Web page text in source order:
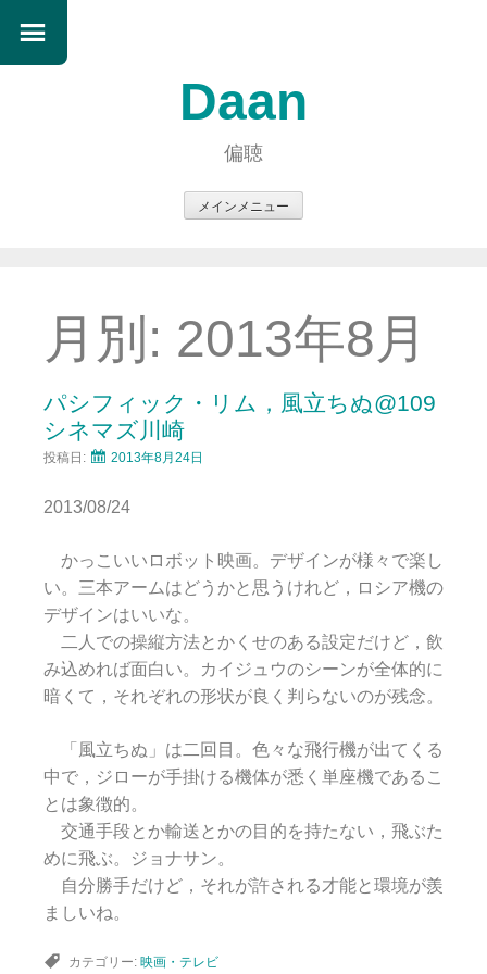
Daan
偏聴
メインメニュー
ン
ツ
へ
ス
キ
ッ
月別: 2013年8月
パシフィック・リム，風立ちぬ@109
シネマズ川崎
投稿日: 2013年8月24日
2013/08/24
かっこいいロボット映画。デザインが様々で楽し
い。三本アームはどうかと思うけれど，ロシア機の
デザインはいいな。
二人での操縦方法とかくせのある設定だけど，飲
み込めれば面白い。カイジュウのシーンが全体的に
暗くて，それぞれの形状が良く判らないのが残念。
「風立ちぬ」は二回目。色々な飛行機が出てくる
中で，ジローが手掛ける機体が悉く単座機であるこ
とは象徴的。
交通手段とか輸送とかの目的を持たない，飛ぶた
めに飛ぶ。ジョナサン。
自分勝手だけど，それが許される才能と環境が羨
ましいね。
カテゴリー: 映画・テレビ